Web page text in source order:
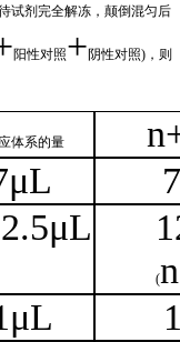
试剂完全解冻，颠倒混匀后
阳性对照+阴性对照)，则
体系的量
2.5μL
(
μL